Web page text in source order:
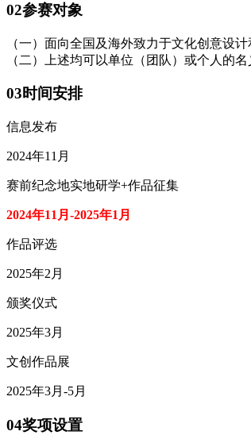
02参赛对象
（一）面向全国及海外致力于文化创意设
（二）上述均可以单位（团队）或个人的
03时间安排
信息发布
2024年11月
赛前纪念地实地研学+作品征集
2024年11月-2025年1月
作品评选
2025年2月
颁奖仪式
2025年3月
文创作品展
2025年3月-5月
04奖项设置